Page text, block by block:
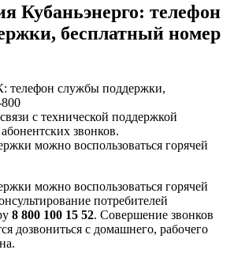
Кубаньэнерго: телефон
бесплатный номер
телефон службы поддержки,
с технической поддержкой
звонков.
можно воспользоваться горячей
можно воспользоваться горячей
потребителей
8 800 100 15 52. Совершение звонков
дозвониться с домашнего, рабочего